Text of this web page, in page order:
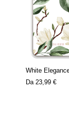
White
Da 23,99 €